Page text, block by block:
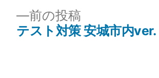
前の投稿
テスト対策 安城市内ver.